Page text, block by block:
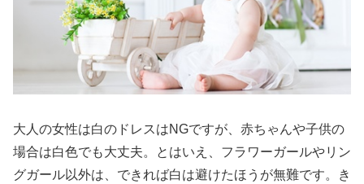
大人の女性は白のドレスはNGですが、赤ちゃんや子供の
場合は白色でも大丈夫。とはいえ、フラワーガールやリン
グガール以外は、できれば白は避けたほうが無難です。き